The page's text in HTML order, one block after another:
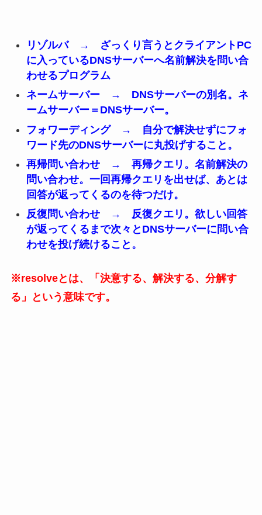
リゾルバ → ざっくり言うとクライアントPC
に入っているDNSサーバーへ名前解決を問い合
わせるプログラム
ネームサーバー → DNSサーバーの別名。ネ
ームサーバー＝DNSサーバー。
フォワーディング → 自分で解決せずにフォ
ワード先のDNSサーバーに丸投げすること。
再帰問い合わせ → 再帰クエリ。名前解決の
問い合わせ。一回再帰クエリを出せば、あとは
回答が返ってくるのを待つだけ。
反復問い合わせ → 反復クエリ。欲しい回答
が返ってくるまで次々とDNSサーバーに問い合
わせを投げ続けること。
※resolveとは、「決意する、解決する、分解す
る」という意味です。